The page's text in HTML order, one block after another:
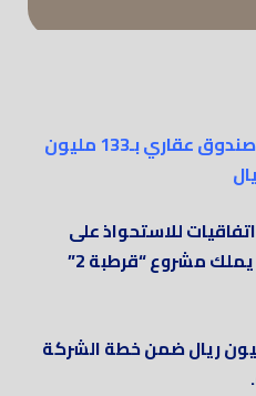
الرمز: استحواذ كامل على صندوق عقاري بـ133 مليون
للاستحواذ على
كامل وحدات صندوق عقاري يملك مشروع “قرطبة 2”
قيمة الصفقة 133 مليون ريال ضمن خطة الشركة